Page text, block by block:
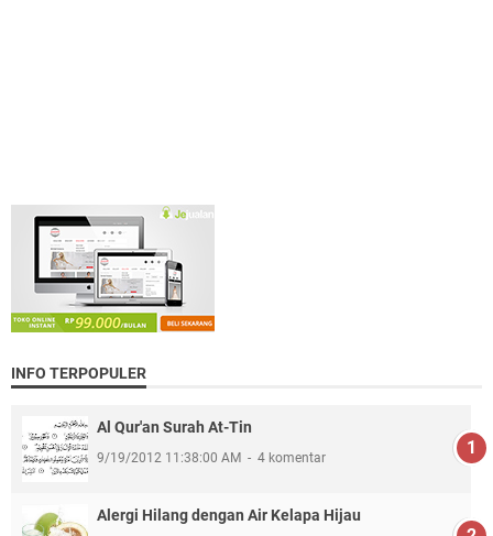
INFO TERPOPULER
Al Qur'an Surah At-Tin
9/19/2012 11:38:00 AM 4 komentar
Alergi Hilang dengan Air Kelapa Hijau